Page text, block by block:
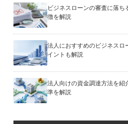
ビジネスローンの審査に落
徴を解説
法人におすすめのビジネス
イントも解説
法人向けの資金調達方法を
準を解説